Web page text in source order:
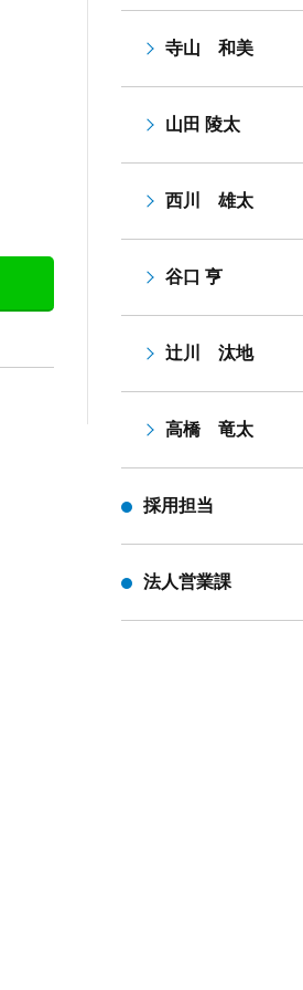
寺山 和美
山田 陵太
西川 雄太
谷口 亨
辻川 汰地
高橋 竜太
採用担当
法人営業課